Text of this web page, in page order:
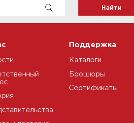
Поддержка
Каталоги
Брошюры
Сертификаты